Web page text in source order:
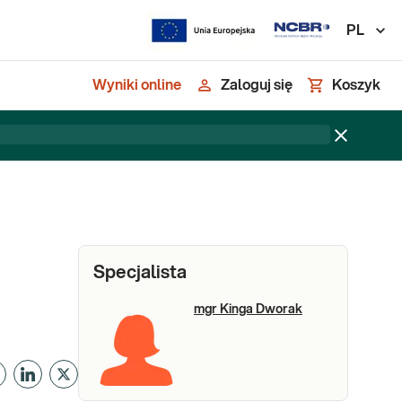
PL
Wyniki online Zaloguj się Koszyk
Specjalista
mgr Kinga Dworak